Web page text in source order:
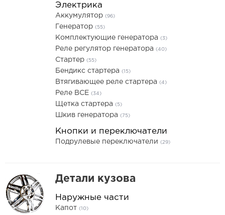
Электрика
Аккумулятор (96)
Генератор (55)
Комплектующие генератора (3)
Реле регулятор генератора (40)
Стартер (55)
Бендикс стартера (15)
Втягивающее реле стартера (4)
Реле ВСЕ (34)
Щетка стартера (5)
Шкив генератора (75)
Кнопки и переключатели
Подрулевые переключатели (29)
Детали кузова
Наружные части
Капот (10)